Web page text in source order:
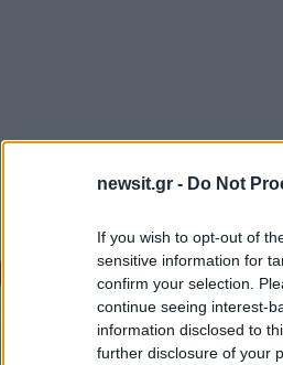
newsit.gr - Do Not
If you wish to opt-out of
sensitive information for
confirm your selection.
continue seeing interest-
information disclosed to
further disclosure of your
Σχόλια